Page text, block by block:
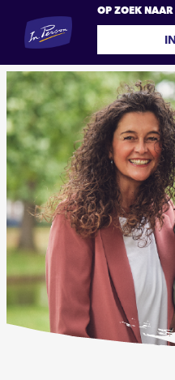
OP ZOEK NAAR